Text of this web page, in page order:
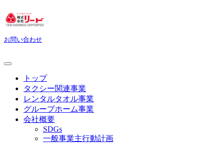
お問い合わせ
トップ
タクシー関連事業
レンタルタオル事業
グループホーム事業
会社概要
SDGs
一般事業主行動計画